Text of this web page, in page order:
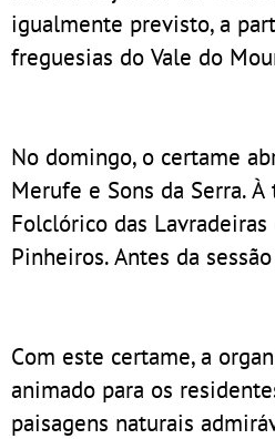
igualmente previsto, a
freguesias do Vale do
No domingo, o certame
Merufe e Sons da Serra.
Folclórico das
Pinheiros. Antes da
Com este certame, a
animado para os
paisagens naturais